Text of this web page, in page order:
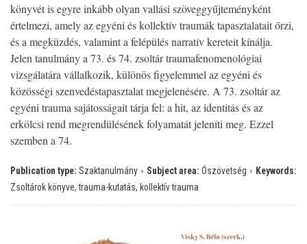
könyvét is egyre inkább olyan vallási szöveggyűjteményként
értelmezi, amely az egyéni és kollektív traumák tapasztalatait őrzi,
és a megküzdés, valamint a felépülés narratív kereteit kínálja.
Jelen tanulmány a 73. és 74. zsoltár traumafenomenológiai
vizsgálatára vállalkozik, különös figyelemmel az egyéni és
közösségi szenvedéstapasztalat megjelenésére. A 73. zsoltár az
egyéni trauma sajátosságait tárja fel: a hit, az identitás és az
erkölcsi rend megrendülésének folyamatát jeleníti meg. Ezzel
szemben a 74.
Publication type: Szaktanulmány › Subject area: Ószövetség › Keywords:
Zsoltárok könyve, trauma-kutatás, kollektív trauma